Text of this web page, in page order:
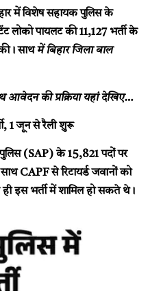
में विशेष सहायक पुलिस के
लोको पायलट की 11,127 भर्ती के
साथमें बिहार जिला बाल
आवेदन की प्रक्रिया यहां देखिए…
1 जून से रैली शुरू
(SAP) के 15,821 पदों पर
CAPF से रिटायर्ड जवानों को
इस भर्ती में शामिल हो सकते थे।